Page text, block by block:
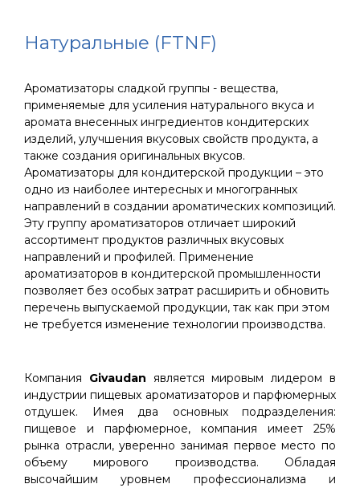
Натуральные (FTNF)
Ароматизаторы сладкой группы - вещества,
применяемые для усиления натурального вкуса и
аромата внесенных ингредиентов кондитерских
изделий, улучшения вкусовых свойств продукта, а
также создания оригинальных вкусов.
Ароматизаторы для кондитерской продукции – это
одно из наиболее интересных и многогранных
направлений в создании ароматических композиций.
Эту группу ароматизаторов отличает широкий
ассортимент продуктов различных вкусовых
направлений и профилей. Применение
ароматизаторов в кондитерской промышленности
позволяет без особых затрат расширить и обновить
перечень выпускаемой продукции, так как при этом
не требуется изменение технологии производства.
Компания Givaudan является мировым лидером в
индустрии пищевых ароматизаторов и парфюмерных
отдушек. Имея два основных подразделения:
пищевое и парфюмерное, компания имеет 25%
рынка отрасли, уверенно занимая первое место по
объему мирового производства. Обладая
высочайшим уровнем профессионализма и